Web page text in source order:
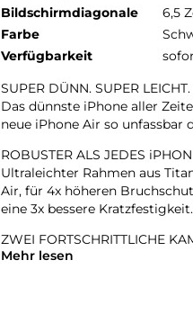
Bildschirmdiagonale
6,5
Farbe
Verfügbarkeit
SUPER DÜNN. SUPER
Das dünnste iPhone aller
neue iPhone Air so unfassbar
ROBUSTER ALS JEDES
Ultraleichter Rahmen aus
Air, für 4x höheren
eine 3x bessere Kratzfestigkeit.
ZWEI FORTSCHRITTLICHE
48 MP Fusion Kamera-
Mehr lesen